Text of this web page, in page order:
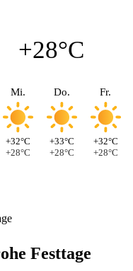
+28°C
Mi.
+32°C
+28°C
Do.
+33°C
+28°C
Fr.
+32°C
+28°C
Festtage